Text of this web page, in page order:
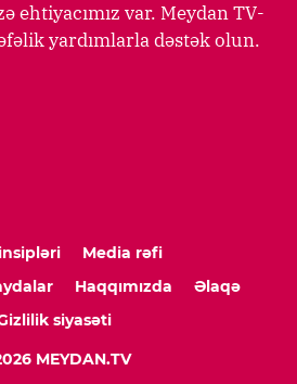
ehtiyacımız var. Meydan TV-
yardımlarla dəstək olun.
Media rəfi
Haqqımızda
Əlaqə
siyasəti
MEYDAN.TV